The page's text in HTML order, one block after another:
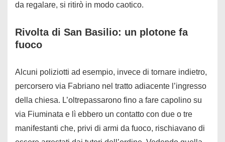
da regalare, si ritirò in modo caotico.
Rivolta di San Basilio: un plotone fa
fuoco
Alcuni poliziotti ad esempio, invece di tornare indietro,
percorsero via Fabriano nel tratto adiacente l’ingresso
della chiesa. L’oltrepassarono fino a fare capolino su
via Fiuminata e lì ebbero un contatto con due o tre
manifestanti che, privi di armi da fuoco, rischiavano di